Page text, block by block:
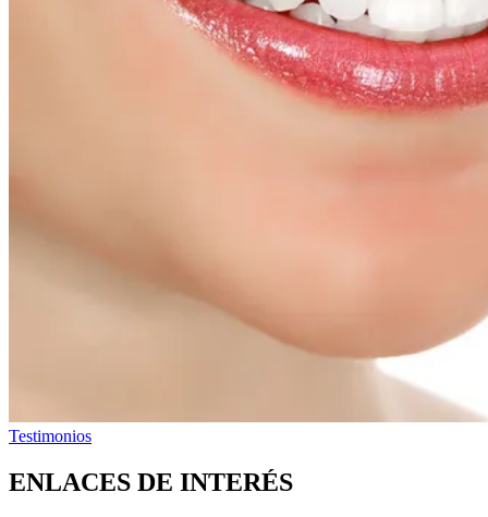
Testimonios
ENLACES DE INTERÉS